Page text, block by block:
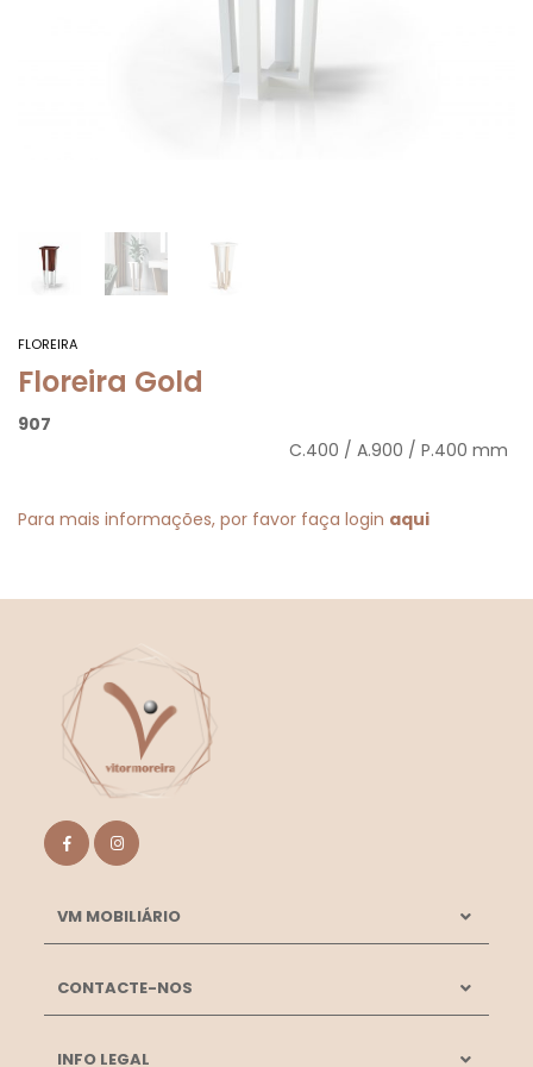
FLOREIRA
Floreira Gold
907
C.400 / A.900 / P.400 mm
Para mais informações, por favor faça login aqui
VM MOBILIÁRIO
CONTACTE-NOS
INFO LEGAL